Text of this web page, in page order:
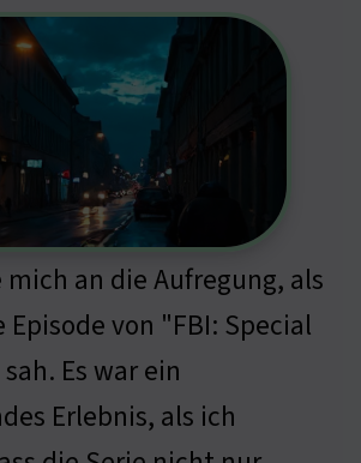
an die Aufregung, als
von "FBI: Special
Es war ein
Erlebnis, als ich